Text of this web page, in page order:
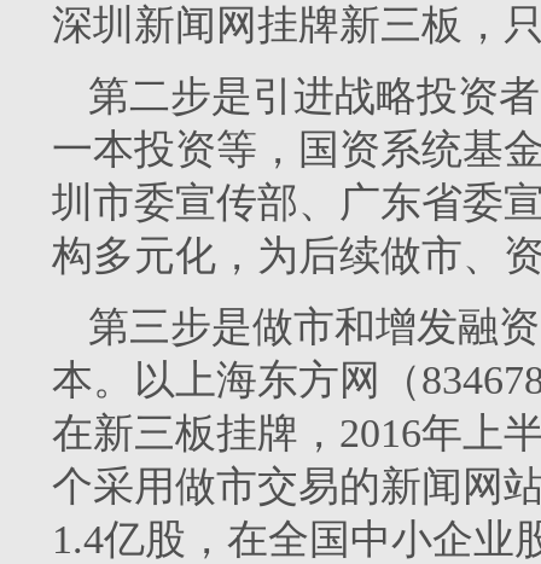
深圳新闻网挂牌新三板，
第二步是引进战略投资
一本投资等，国资系统基
圳市委宣传部、广东省委
构多元化，为后续做市、
第三步是做市和增发融
本。以上海东方网（
在新三板挂牌，2016年上
个采用做市交易的新闻网
1.4亿股，在全国中小企业